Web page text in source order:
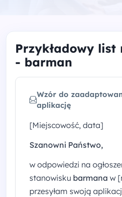
Przykładowy
- barman
Wzór do
aplikację
[Miejscowość, data]
Szanowni Państwo,
w odpowiedzi na
stanowisku barmana w
przesyłam swoją